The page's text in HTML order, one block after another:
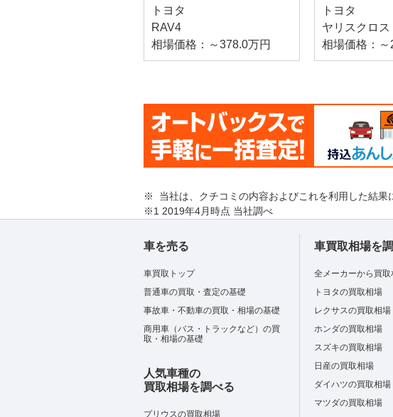
トヨタ
RAV4
相場価格：～378.0万円
トヨタ
ヤリスクロス
相場価格：～
※ 当社は、クチコミの内容およびこれを利用した結果
※1 2019年4月時点 当社調べ
車を売る
車買取トップ
普通車の買取・査定の基礎
事故車・不動車の買取・相場の基礎
商用車（バス・トラックなど）の買
取・相場の基礎
人気車種の
買取相場を調べる
プリウスの買取相場
車買取相場を
全メーカーから買
トヨタの買取相場
レクサスの買取相場
ホンダの買取相場
スズキの買取相場
日産の買取相場
ダイハツの買取相場
マツダの買取相場